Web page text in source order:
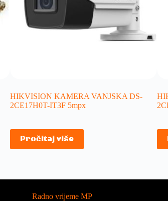
HIKVISION KAMERA VANJSKA DS-
2CE17H0T-IT3F 5mpx
Pročitaj više
Radno vrijeme MP